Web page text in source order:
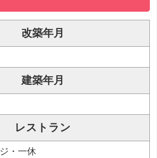
改築年月
建築年月
レストラン
・一休